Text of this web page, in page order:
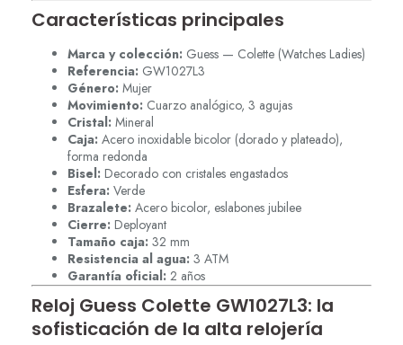
Características principales
Marca y colección: Guess — Colette (Watches Ladies)
Referencia: GW1027L3
Género: Mujer
Movimiento: Cuarzo analógico, 3 agujas
Cristal: Mineral
Caja: Acero inoxidable bicolor (dorado y plateado),
forma redonda
Bisel: Decorado con cristales engastados
Esfera: Verde
Brazalete: Acero bicolor, eslabones jubilee
Cierre: Deployant
Tamaño caja: 32 mm
Resistencia al agua: 3 ATM
Garantía oficial: 2 años
Reloj Guess Colette GW1027L3: la
sofisticación de la alta relojería